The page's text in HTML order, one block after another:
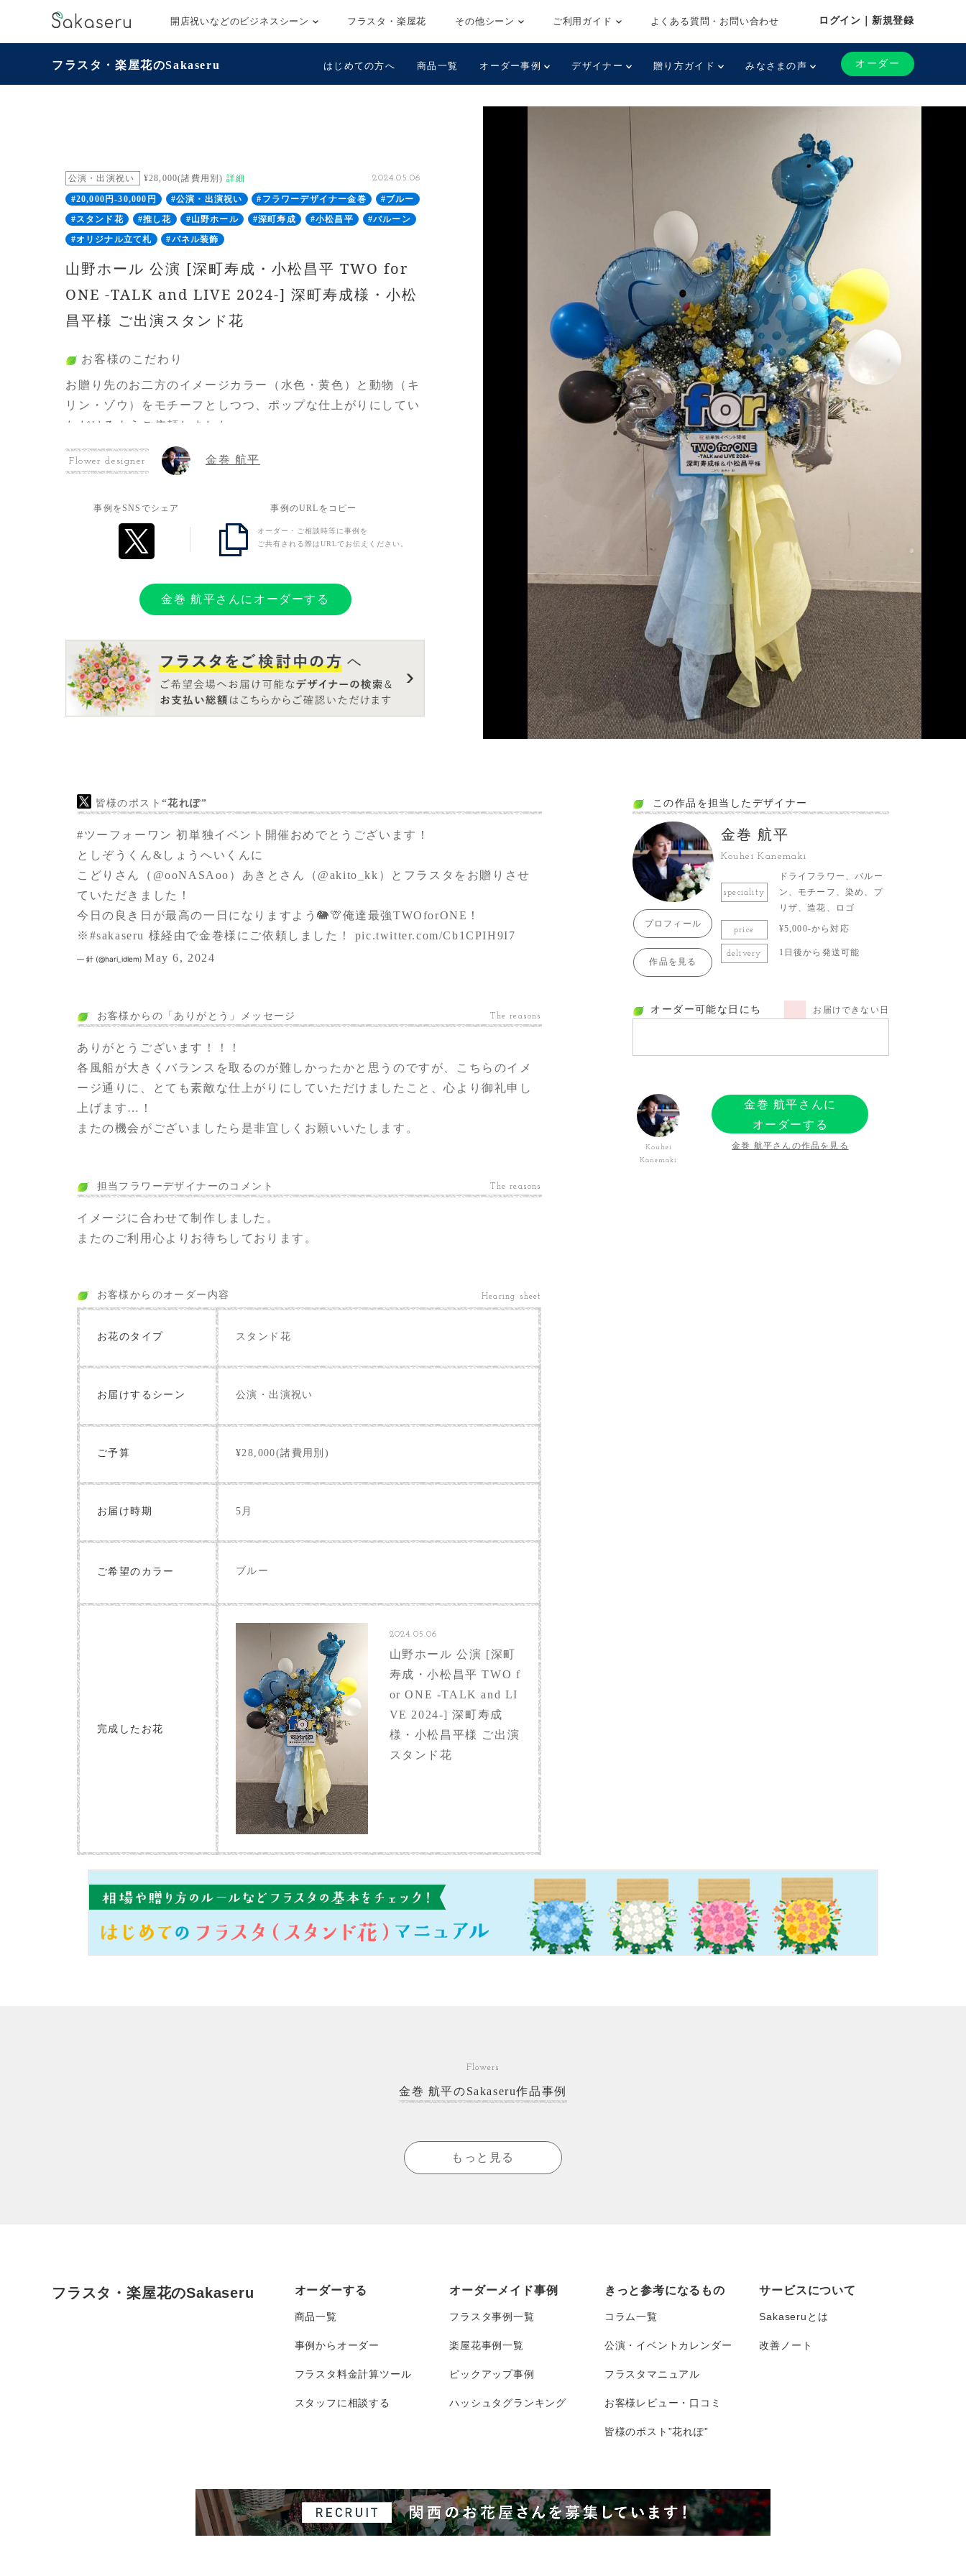
開店祝いなどのビジネスシーン フラスタ・楽屋花 その他シーン ご利用ガイド よくある質問・お問い合わせ ログイン｜新規登録
フラスタ・楽屋花のSakaseru はじめての方へ 商品一覧 オーダー事例 デザイナー 贈り方ガイド みなさまの声 オーダー
公演・出演祝い ¥28,000(諸費用別) 詳細 2024.05.06
#20,000円-30,000円 #公演・出演祝い #フラワーデザイナー金巻
#ブルー
#スタンド花
#推し花 #山野ホール #深町寿成 #小松昌平
#バルーン
#オリジナル立て札
#パネル装飾
山野ホール 公演 [深町寿成・小松昌平 TWO for
ONE -TALK and LIVE 2024-] 深町寿成様・小松
昌平様 ご出演スタンド花
お客様のこだわり
お贈り先のお二方のイメージカラー（水色・黄色）と動物（キ
リン・ゾウ）をモチーフとしつつ、ポップな仕上がりにしてい
ただけるようご依頼しました。
バルーンや立て札はこちらで準備しつつ、お花や全体のアレン
ジはデザイナー様にお任せしたのですが、とても素敵でイメー
sakaseru様経由でのフラスタのご依頼は初めてでしたが、デザ
イナー様とチャットでスムーズにやり取りができてとても有り
難かったです。
お客様の想い
めいっぱい込めました。
本当にあかるく楽しいラジオ番組でいつもたくさん笑わせてい
ただいているので、その御恩を少しでも返せればと思い企画し
ましたが、会場で実際にフラスタを見ることができてとても嬉
Flower designer 金巻 航平
事例をSNSでシェア 事例のURLをコピー
オーダー・ご相談時等に事例を
ご共有される際はURLでお伝えください。
金巻 航平さんにオーダーする
皆様のポスト“花れぽ”
#ツーフォーワン 初単独イベント開催おめでとうございます！
としぞうくん&しょうへいくんに
こどりさん（ @ooNASAoo ）あきとさん（ @akito_kk ）とフラスタをお贈りさせ
ていただきました！
今日の良き日が最高の一日になりますよう🐘🦒俺達最強TWOforONE！
※ #sakaseru 様経由で金巻様にご依頼しました！ pic.twitter.com/Cb1CPIH9I7
— 針 (@hari_idlem) May 6, 2024
お客様からの「ありがとう」メッセージ The reasons
ありがとうございます！！！
各風船が大きくバランスを取るのが難しかったかと思うのですが、こちらのイメ
ージ通りに、とても素敵な仕上がりにしていただけましたこと、心より御礼申し
上げます…！
またの機会がございましたら是非宜しくお願いいたします。
担当フラワーデザイナーのコメント The reasons
イメージに合わせて制作しました。
またのご利用心よりお待ちしております。
お客様からのオーダー内容 Hearing sheet
お花のタイプ スタンド花
お届けするシーン 公演・出演祝い
ご予算 ¥28,000(諸費用別)
お届け時期 5月
ご希望のカラー ブルー
完成したお花
2024.05.06
山野ホール 公演 [深町
寿成・小松昌平 TWO f
or ONE -TALK and LI
VE 2024-] 深町寿成
様・小松昌平様 ご出演
スタンド花
この作品を担当したデザイナー
プロフィール
作品を見る
金巻 航平
Kouhei Kanemaki
speciality
ドライフラワー、バルー
ン、モチーフ、染め、プ
リザ、造花、ロゴ
price ¥5,000-から対応
delivery 1日後から発送可能
オーダー可能な日にち お届けできない日
Kouhei
Kanemaki
金巻 航平さんに
オーダーする
金巻 航平さんの作品を見る
Flowers
金巻 航平のSakaseru作品事例
もっと見る
フラスタ・楽屋花のSakaseru オーダーする
商品一覧
事例からオーダー
フラスタ料金計算ツール
スタッフに相談する
オーダーメイド事例
フラスタ事例一覧
楽屋花事例一覧
ピックアップ事例
ハッシュタグランキング
きっと参考になるもの
コラム一覧
公演・イベントカレンダー
フラスタマニュアル
お客様レビュー・口コミ
皆様のポスト”花れぽ”
サービスについて
Sakaseruとは
改善ノート